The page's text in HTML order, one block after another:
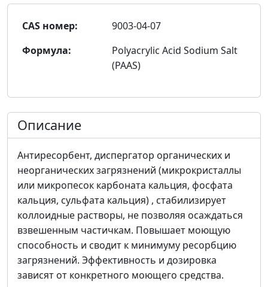
CAS номер:
9003-04-07
Формула:
Polyacrylic Acid Sodium Salt
(PAAS)
Описание
Антиресорбент, диспергатор органических и
неорганических загрязнений (микрокристаллы
или микропесок карбоната кальция, фосфата
кальция, сульфата кальция) , стабилизирует
коллоидные растворы, не позволяя осаждаться
взвешенным частичкам. Повышает моющую
способность и сводит к минимуму ресорбцию
загрязнений. Эффективность и дозировка
зависят от конкретного моющего средства.